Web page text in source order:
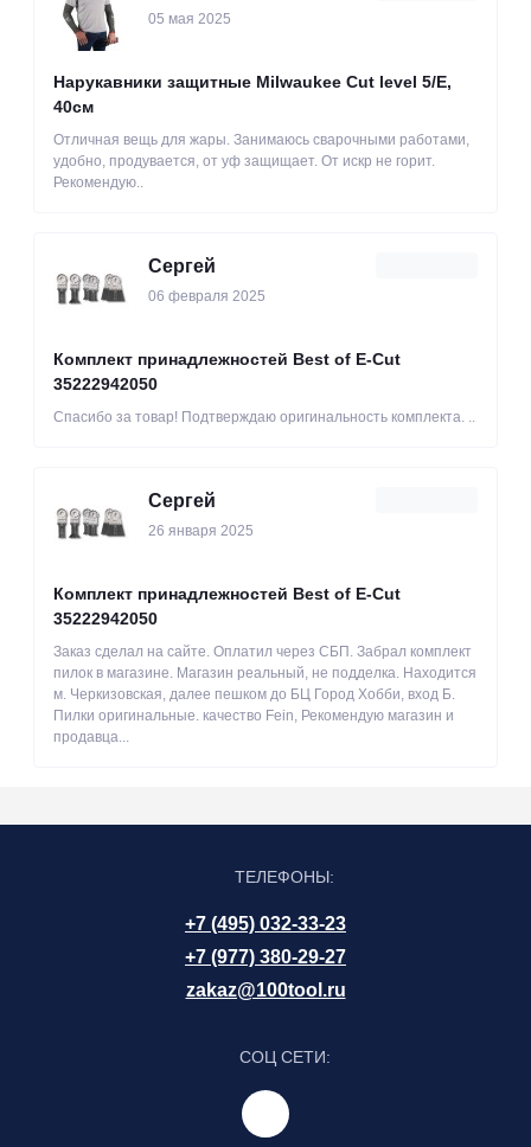
05 мая 2025
Нарукавники защитные Milwaukee Cut level 5/Е,
40см
Отличная вещь для жары. Занимаюсь сварочными работами,
удобно, продувается, от уф защищает. От искр не горит.
Рекомендую..
Сергей
06 февраля 2025
Комплект принадлежностей Best of E-Cut
35222942050
Спасибо за товар! Подтверждаю оригинальность комплекта. ..
Сергей
26 января 2025
Комплект принадлежностей Best of E-Cut
35222942050
Заказ сделал на сайте. Оплатил через СБП. Забрал комплект
пилок в магазине. Магазин реальный, не подделка. Находится
м. Черкизовская, далее пешком до БЦ Город Хобби, вход Б.
Пилки оригинальные. качество Fein, Рекомендую магазин и
продавца...
ТЕЛЕФОНЫ:
+7 (495) 032-33-23
+7 (977) 380-29-27
zakaz@100tool.ru
СОЦ СЕТИ: